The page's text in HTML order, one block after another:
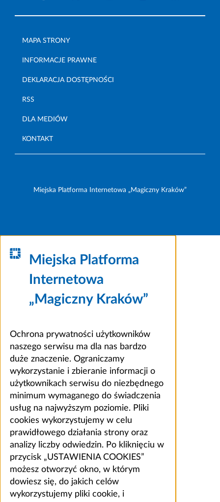
MAPA STRONY
INFORMACJE PRAWNE
DEKLARACJA DOSTĘPNOŚCI
RSS
DLA MEDIÓW
KONTAKT
Miejska Platforma Internetowa „Magiczny Kraków”
Miejska Platforma
Internetowa
„Magiczny Kraków”
Ochrona prywatności użytkowników
naszego serwisu ma dla nas bardzo
duże znaczenie. Ograniczamy
wykorzystanie i zbieranie informacji o
użytkownikach serwisu do niezbędnego
minimum wymaganego do świadczenia
usług na najwyższym poziomie. Pliki
cookies wykorzystujemy w celu
prawidłowego działania strony oraz
analizy liczby odwiedzin. Po kliknięciu w
przycisk „USTAWIENIA COOKIES”
możesz otworzyć okno, w którym
dowiesz się, do jakich celów
wykorzystujemy pliki cookie, i